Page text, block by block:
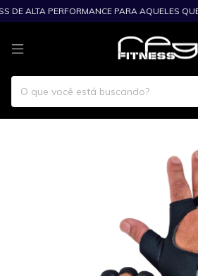
ALTA PERFORMANCE PARA AQUELES QUE